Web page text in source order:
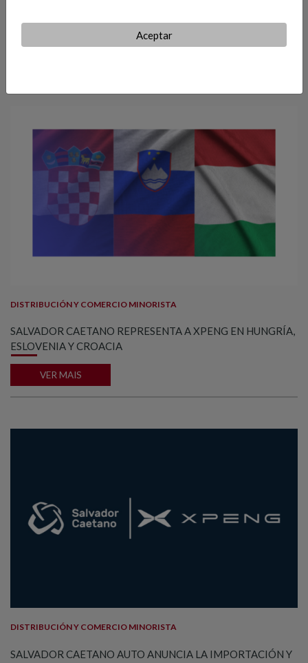
DISTRIBUIDOR DE CAMIONES BYD EN PORTUGAL
DISTRIBUCIÓN Y COMERCIO MINORISTA
SALVADOR CAETANO REPRESENTA A XPENG EN HUNGRÍA,
ESLOVENIA Y CROACIA
VER MAIS
DISTRIBUCIÓN Y COMERCIO MINORISTA
SALVADOR CAETANO AUTO ANUNCIA LA IMPORTACIÓN Y
Aceptar